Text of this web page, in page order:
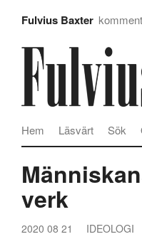
Fulvius Baxter
Sök
Läsvärt
Hem
verk
2020 08 21 IDEOLOGI